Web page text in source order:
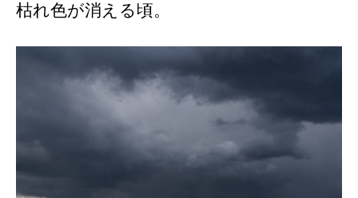
枯れ色が消える頃。